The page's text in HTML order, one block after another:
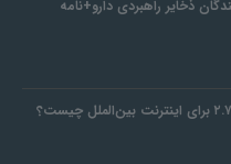
ذخایر راهبردی دارو+نامه